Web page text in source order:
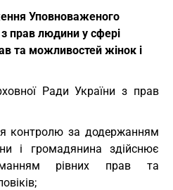
Уповноваженого
прав людини у сфері
та можливостей жінок і
Ради України з прав
контролю за додержанням
і громадянина здійснює
рівних прав та